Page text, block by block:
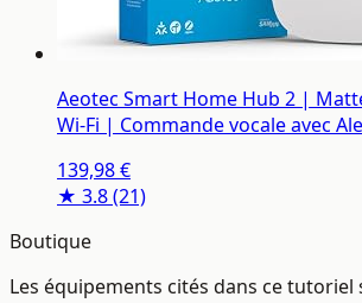
Aeotec Smart Home Hub 2 |
Wi-Fi | Commande vocale avec
AEOHUBV4EU
139,98 €
★ 3.8(21)
Boutique
Les équipements cités dans ce tutoriel